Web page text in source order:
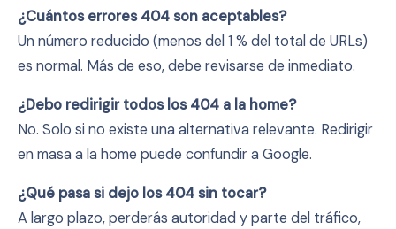
¿Cuántos errores 404 son aceptables?
Un número reducido (menos del 1 % del total de URLs)
es normal. Más de eso, debe revisarse de inmediato.
¿Debo redirigir todos los 404 a la home?
No. Solo si no existe una alternativa relevante. Redirigir
en masa a la home puede confundir a Google.
¿Qué pasa si dejo los 404 sin tocar?
A largo plazo, perderás autoridad y parte del tráfico,